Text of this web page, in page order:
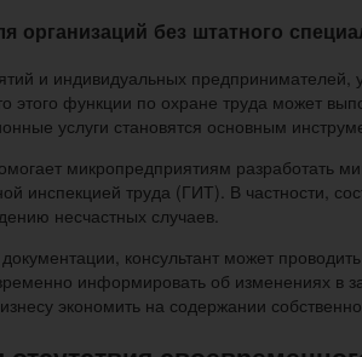
организаций без штатного
и индивидуальных предпринимателей,
этого функции по охране труда может
услуги становятся основным
микропредприятиям
инспекцией труда (ГИТ). В частности,
несчастных случаев.
консультант может
информировать об изменениях в
экономить на содержании